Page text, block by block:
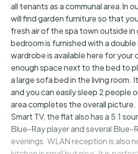
all tenants as a communal area.In
will find garden furniture so that
fresh air of the spa town outside
bedroom is furnished with a double
wardrobe is available here for your
enough space next to the bed to
a large sofa bed in the living room.
and you can easily sleep 2 people
area completes the overall
Smart TV, the flat also has a 5.1
Blue-Ray player and several Blue-
evenings. WLAN reception is also